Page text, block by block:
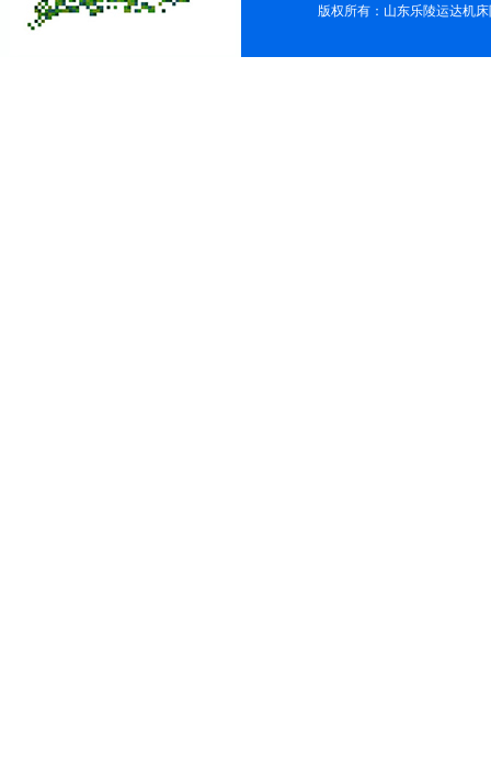
版权所有：山东乐陵运达机